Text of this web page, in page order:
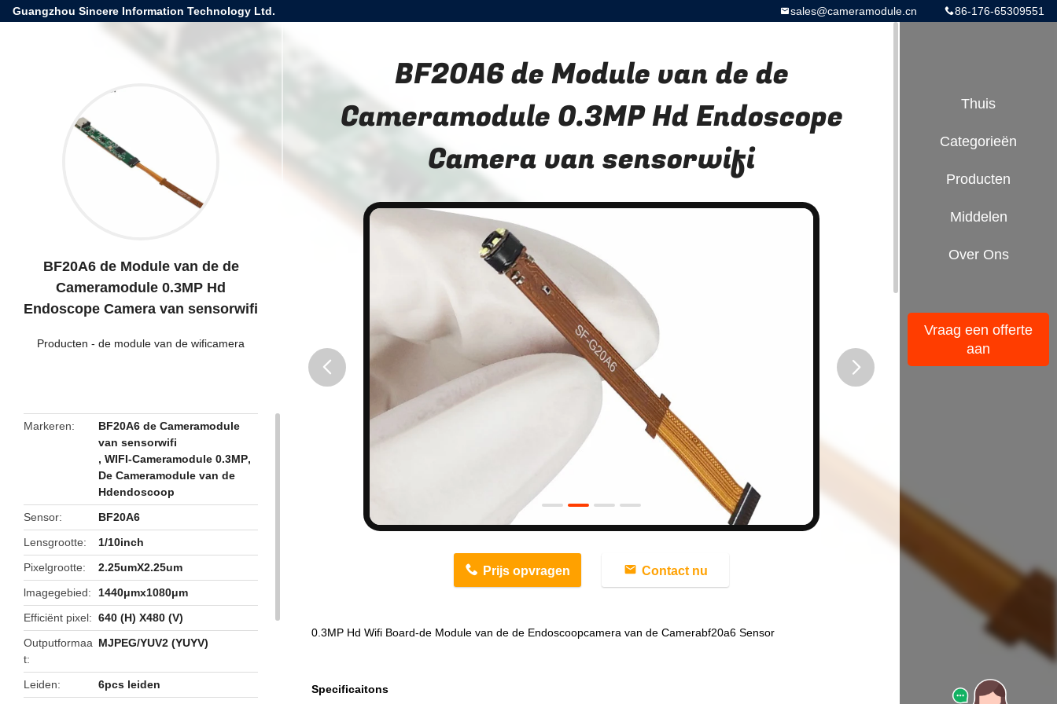
Guangzhou Sincere Information Technology Ltd. 86-176-65309551
sales@cameramodule.cn
BF20A6 de Module van de de
Cameramodule 0.3MP Hd
Endoscope Camera van sensorwifi
Producten - de module van de wificamera
Markeren
BF20A6 de Cameramodule
van sensorwifi
,WIFI-Cameramodule 0.3MP,
De Cameramodule van de
Hdendoscoop
Sensor
BF20A6
Lensgrootte
1/10inch
Pixelgrootte
2.25umX2.25um
lmagegebied
1440μmx1080μm
Efficiënt pixel
640 (H) X480 (V)
Outputformaa
t
MJPEG/YUV2 (YUYV)
Leiden
6pcs leiden
BF20A6 de Module van de de
Cameramodule 0.3MP Hd Endoscope
Camera van sensorwifi
Prijs opvragen Contact nu
0.3MP Hd Wifi Board-de Module van de de Endoscoopcamera van de Camerabf20a6 Sensor
Specificaitons
Thuis
Categorieën
Producten
Middelen
Over Ons
Vraag een offerte
aan